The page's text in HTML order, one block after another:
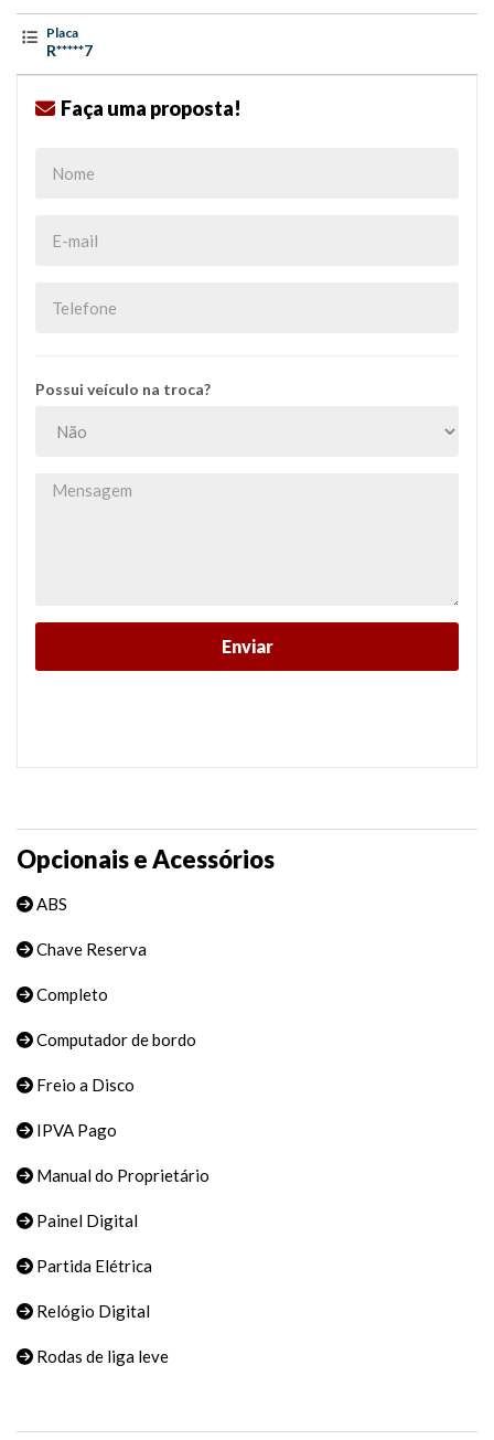
Placa
R*****7
Faça uma proposta!
Possui veículo na troca?
Opcionais e Acessórios
ABS
Chave Reserva
Completo
Computador de bordo
Freio a Disco
IPVA Pago
Manual do Proprietário
Painel Digital
Partida Elétrica
Relógio Digital
Rodas de liga leve